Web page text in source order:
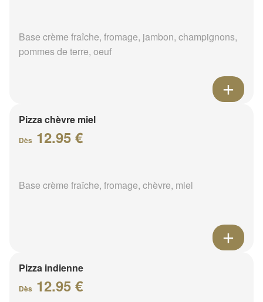
Base crème fraîche, fromage, jambon, champignons,
pommes de terre, oeuf
Pizza chèvre miel
Dès 12.95 €
Base crème fraîche, fromage, chèvre, miel
Pizza indienne
Dès 12.95 €